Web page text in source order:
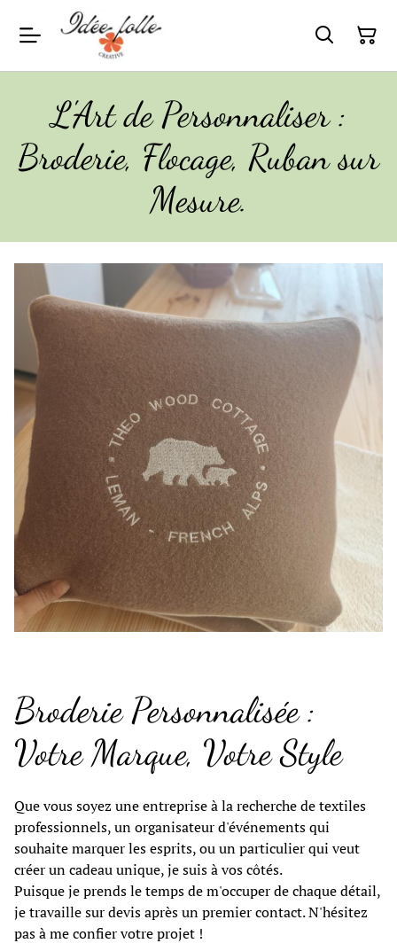
L'Art de Personnaliser :
Broderie, Flocage, Ruban sur
Mesure.
Broderie Personnalisée :
Votre Marque, Votre Style
Que vous soyez une entreprise à la recherche de textiles
professionnels, un organisateur d'événements qui
souhaite marquer les esprits, ou un particulier qui veut
créer un cadeau unique, je suis à vos côtés.
Puisque je prends le temps de m'occuper de chaque détail,
je travaille sur devis après un premier contact. N'hésitez
pas à me confier votre projet !